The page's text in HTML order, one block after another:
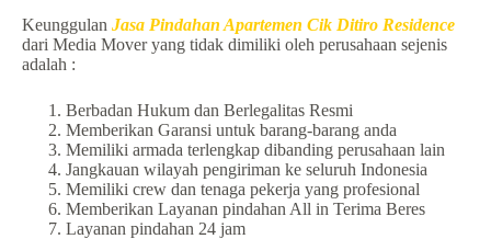
Keunggulan Jasa Pindahan Apartemen Cik Ditiro Residence
dari Media Mover yang tidak dimiliki oleh perusahaan sejenis
adalah :
Berbadan Hukum dan Berlegalitas Resmi
Memberikan Garansi untuk barang-barang anda
Memiliki armada terlengkap dibanding perusahaan lain
Jangkauan wilayah pengiriman ke seluruh Indonesia
Memiliki crew dan tenaga pekerja yang profesional
Memberikan Layanan pindahan All in Terima Beres
Layanan pindahan 24 jam